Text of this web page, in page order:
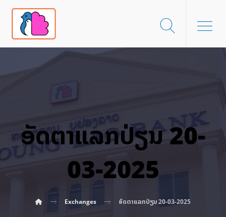
ອັດ​ຕາ​ແລກ​ປ່ຽນ 20-
03-2025
Exchanges ອັດ​ຕາ​ແລກ​ປ່ຽນ 20-03-2025